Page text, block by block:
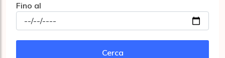
Fino al
Cerca